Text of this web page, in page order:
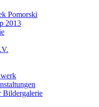
Pomorski
2013
Bildergalerie